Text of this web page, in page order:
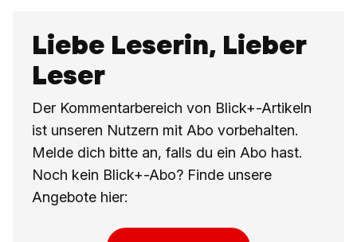
Liebe Leserin, Lieber
Leser
Der Kommentarbereich von Blick+-Artikeln
ist unseren Nutzern mit Abo vorbehalten.
Melde dich bitte an, falls du ein Abo hast.
Noch kein Blick+-Abo? Finde unsere
Angebote hier: